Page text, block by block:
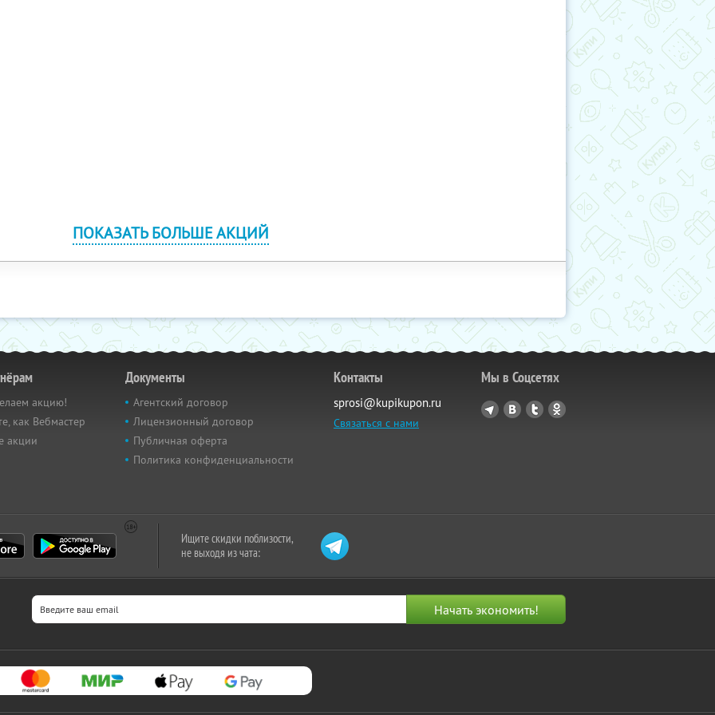
ПОКАЗАТЬ БОЛЬШЕ АКЦИЙ
акцию!
как Вебмастер
акции
Документы
Агентский договор
Лицензионный договор
Публичная оферта
Политика конфиденциальности
Контакты
sprosi@kupikupon.ru
Связаться с нами
Мы в Соцсетях
Ищите скидки поблизости,
не выходя из чата: